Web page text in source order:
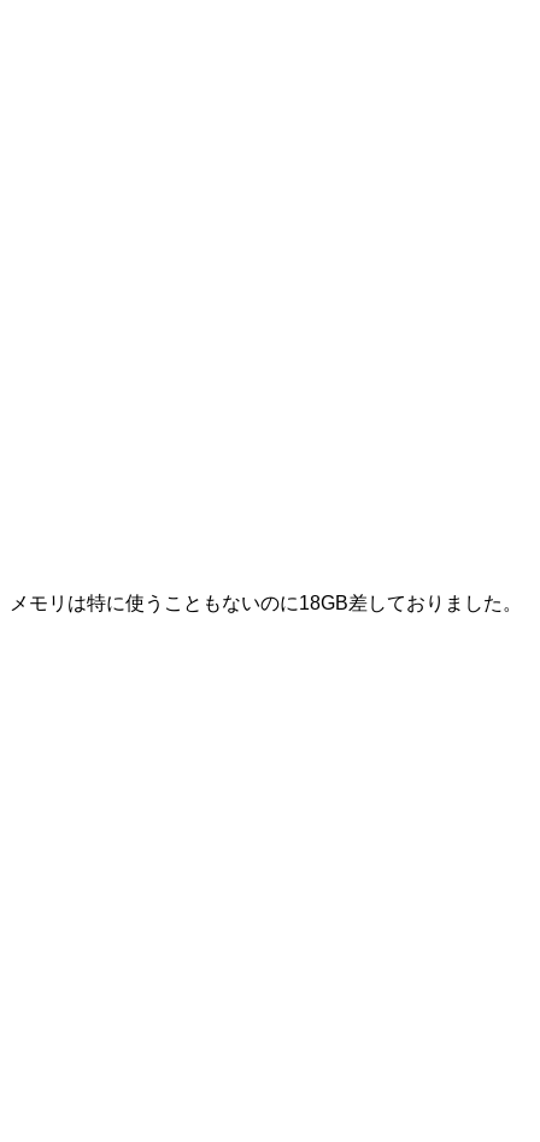
メモリは特に使うこともないのに18GB差しておりました。